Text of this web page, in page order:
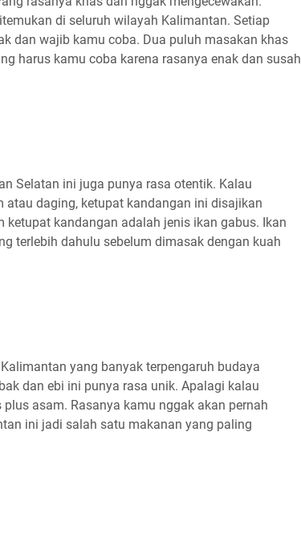
di seluruh wilayah Kalimantan. Setiap
dan wajib kamu coba. Dua puluh masakan khas
harus kamu coba karena rasanya enak dan susah
Selatan ini juga punya rasa otentik. Kalau
daging, ketupat kandangan ini disajikan
kandangan adalah jenis ikan gabus. Ikan
terlebih dahulu sebelum dimasak dengan kuah
yang banyak terpengaruh budaya
dan ebi ini punya rasa unik. Apalagi kalau
asam. Rasanya kamu nggak akan pernah
ini jadi salah satu makanan yang paling